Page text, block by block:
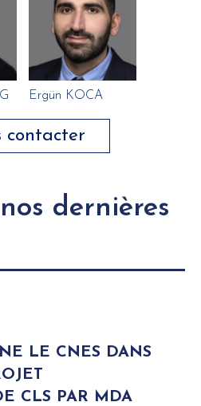
Ergün KOCA
contacter
dernières
LE CNES DANS
CLS PAR MDA